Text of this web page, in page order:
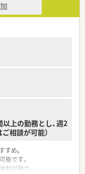
上の勤務とし、週2
相談が可能）
すめ。
能です。
が魅力。